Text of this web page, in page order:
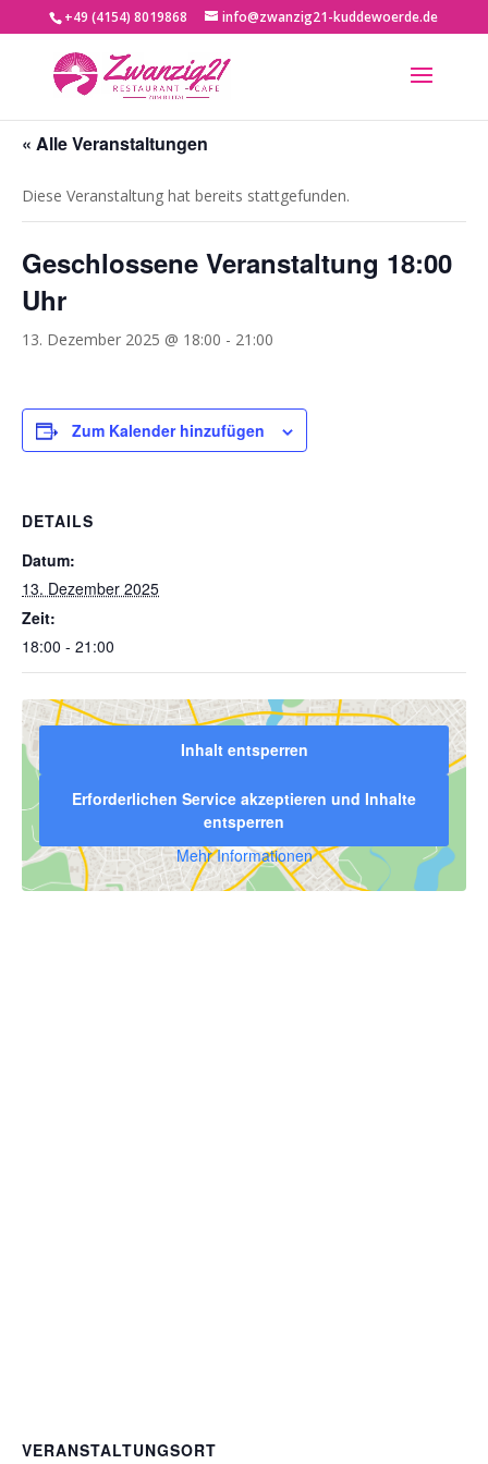
+49 (4154) 8019868 info@zwanzig21-kuddewoerde.de
« Alle Veranstaltungen
Diese Veranstaltung hat bereits stattgefunden.
Geschlossene Veranstaltung 18:00
Uhr
13. Dezember 2025 @ 18:00 - 21:00
Zum Kalender hinzufügen
DETAILS
Datum:
13. Dezember 2025
Zeit:
18:00 - 21:00
VERANSTALTUNGSORT
Inhalt entsperren
Erforderlichen Service akzeptieren und Inhalte
entsperren
Mehr Informationen